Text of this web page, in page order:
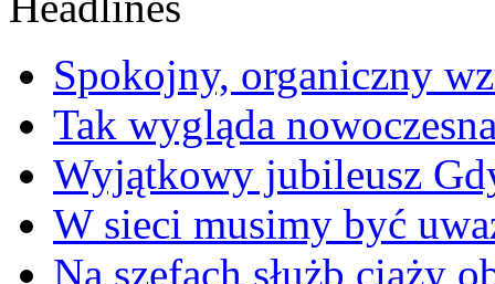
Spokojny, organiczny
Tak wygląda
Wyjątkowy jubileusz
W sieci musimy być
Na szefach służb ciąży